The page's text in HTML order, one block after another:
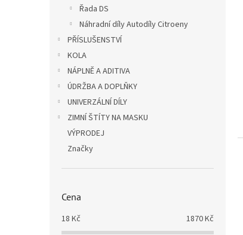
Řada DS
Náhradní díly Autodíly Citroeny
PŘÍSLUŠENSTVÍ
KOLA
NÁPLNĚ A ADITIVA
ÚDRŽBA A DOPLŇKY
UNIVERZÁLNÍ DÍLY
ZIMNÍ ŠTÍTY NA MASKU
VÝPRODEJ
Značky
Cena
18 Kč 1870Kč